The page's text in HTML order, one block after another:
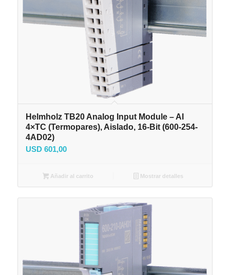
Helmholz TB20 Analog Input Module – AI
4×TC (Termopares), Aislado, 16-Bit (600-254-
4AD02)
USD601,00
Añadir al carrito Mostrar detalles